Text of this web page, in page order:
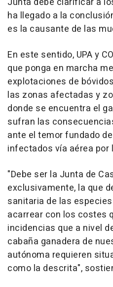
ha llegado a la
es la causante de las
En este sentido, UPA y
que ponga en marcha
explotaciones de
las zonas afectadas y
donde se encuentra el
sufran las
ante el temor fundado
infectados vía aérea por
"Debe ser la Junta de
exclusivamente, la que
sanitaria de las
acarrear con los costes
incidencias que a nivel
cabaña ganadera de
autónoma requieren
como la descrita",